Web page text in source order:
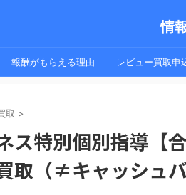
情
報酬がもらえる理由 レビュー買取申
取 >
ス特別個別指導【
取（≠キャッシュバ